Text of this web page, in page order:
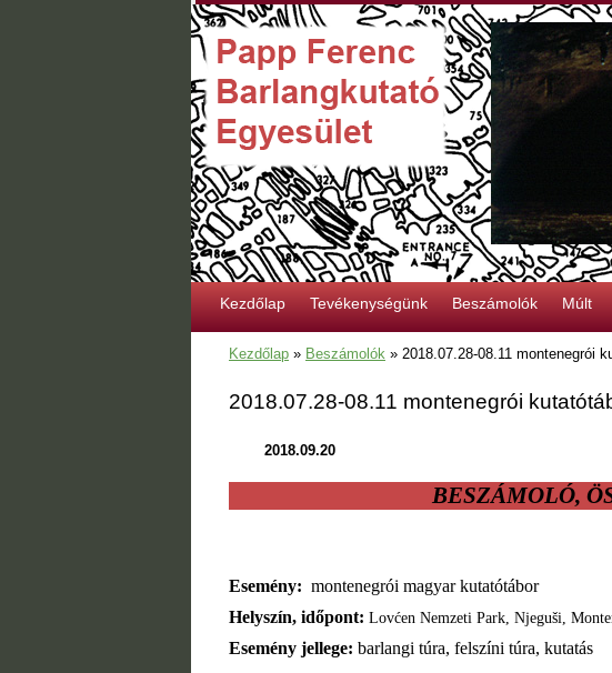
Kezdőlap Tevékenységünk Beszámolók Múlt
Kezdőlap » Beszámolók » 2018.07.28-08.11 montenegrói
2018.07.28-08.11 montenegrói
2018.09.20
BESZÁMOLÓ,
Esemény: montenegrói magyar
Helyszín, időpont: Lovćen Nemzeti Park, Njeguši,
Esemény jellege: barlangi túra, felszíni túra, kutatás